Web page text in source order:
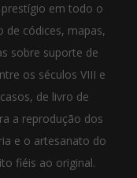
em todo o
de códices, mapas,
sobre suporte de
os séculos VIII e
de livro de
a reprodução dos
e o artesanato do
fiéis ao original.